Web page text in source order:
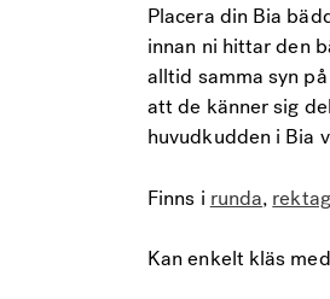
Placera din Bia
innan ni hittar den
alltid samma syn
att de känner sig
huvudkudden i Bia
Finns i runda,
Kan enkelt kläs